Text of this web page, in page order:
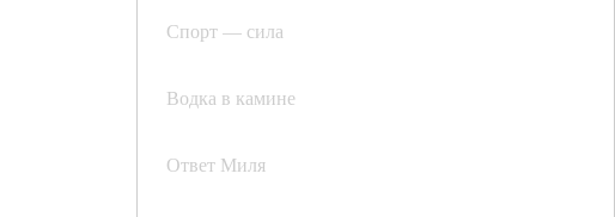
Спорт — сила
Водка в камине
Ответ Миля